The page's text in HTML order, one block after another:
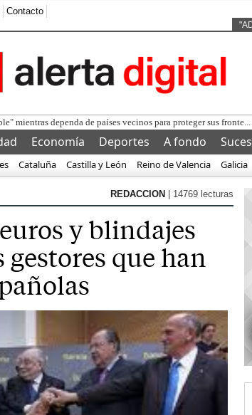
Contacto
Economía Deportes A fondo
Cataluña Castilla y León Reino de Valencia Galicia
REDACCION | 14769 lecturas
y blindajes
que han